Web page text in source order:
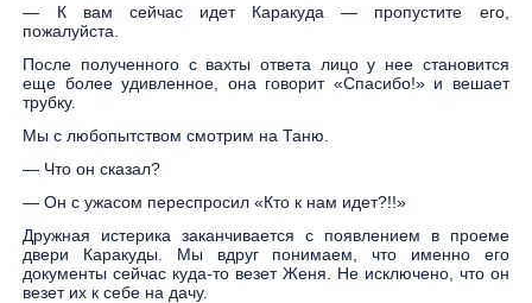
— К вам сейчас идет Каракуда — пропустите его,
пожалуйста.
После полученного с вахты ответа лицо у нее становится
еще более удивленное, она говорит «Спасибо!» и вешает
трубку.
Мы с любопытством смотрим на Таню.
— Что он сказал?
— Он с ужасом переспросил «Кто к нам идет?!!»
Дружная истерика заканчивается с появлением в проеме
двери Каракуды. Мы вдруг понимаем, что именно его
документы сейчас куда-то везет Женя. Не исключено, что он
везет их к себе на дачу.